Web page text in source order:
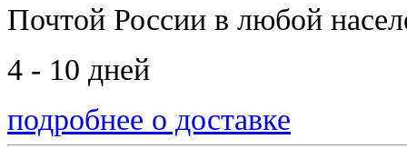
Почтой России в любой
4 - 10 дней
подробнее о доставке